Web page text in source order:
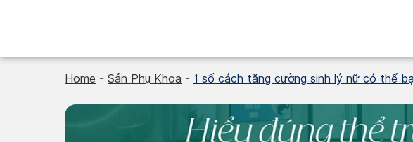
Home - Sản Phụ Khoa - 1 số cách tăng cường sinh lý nữ có thể